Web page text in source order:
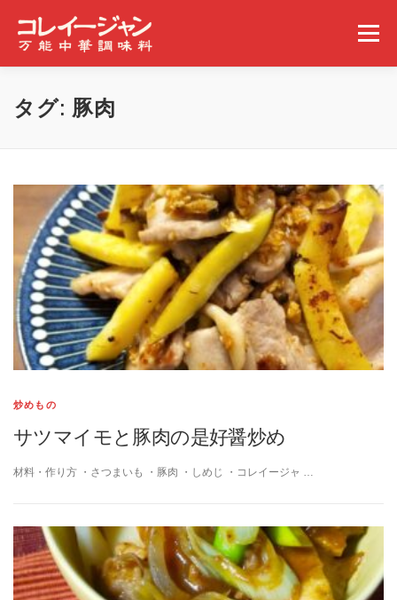
メニュー
ホーム コレイージャンとは
問い合わせ
タグ: 豚肉
炒めもの
サツマイモと豚肉の是好醤炒め
材料・作り方 ・さつまいも ・豚肉 ・しめじ ・コレイージャ …